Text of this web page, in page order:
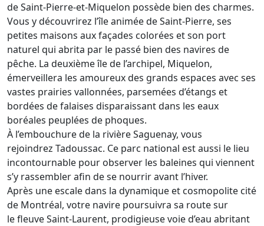
de Saint-Pierre-et-Miquelon possède bien des charmes.
Vous y découvrirez l’île animée de Saint-Pierre, ses
petites maisons aux façades colorées et son port
naturel qui abrita par le passé bien des navires de
pêche. La deuxième île de l’archipel, Miquelon,
émerveillera les amoureux des grands espaces avec ses
vastes prairies vallonnées, parsemées d’étangs et
bordées de falaises disparaissant dans les eaux
boréales peuplées de phoques.
À l’embouchure de la rivière Saguenay, vous
rejoindrez Tadoussac. Ce parc national est aussi le lieu
incontournable pour observer les baleines qui viennent
s’y rassembler afin de se nourrir avant l’hiver.
Après une escale dans la dynamique et cosmopolite cité
de Montréal, votre navire poursuivra sa route sur
le fleuve Saint-Laurent, prodigieuse voie d’eau abritant